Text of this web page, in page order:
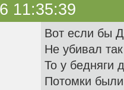
11:35:39
Вот если бы
Не убивал
То у бедняги
Потомки